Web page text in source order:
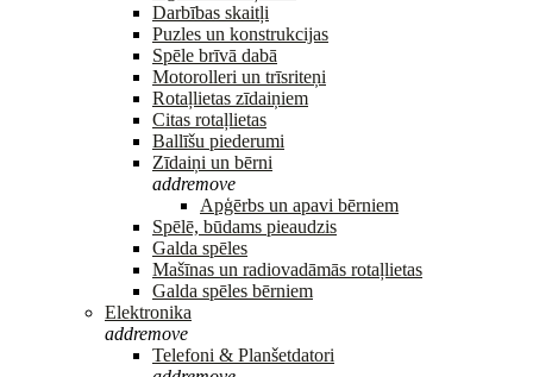
Darbības skaitļi
Puzles un konstrukcijas
Spēle brīvā dabā
Motorolleri un trīsriteņi
Rotaļlietas zīdaiņiem
Citas rotaļlietas
Ballīšu piederumi
Zīdaiņi un bērni
addremove
Apģērbs un apavi bērniem
Spēlē, būdams pieaudzis
Galda spēles
Mašīnas un radiovadāmās rotaļlietas
Galda spēles bērniem
Elektronika
addremove
Telefoni & Planšetdatori